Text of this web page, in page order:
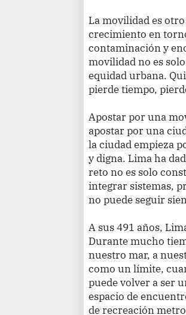
La movilidad es
crecimiento en
contaminación y
movilidad no es
equidad urbana.
pierde tiempo,
Apostar por una
apostar por una
la ciudad empieza
y digna. Lima ha
reto no es solo
integrar sistemas,
no puede seguir
A sus 491 años,
Durante mucho
nuestro mar, a
como un límite,
puede volver a ser
espacio de
de recreación